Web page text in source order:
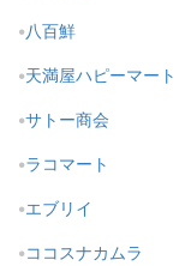
八百鮮
天満屋ハピーマート
サトー商会
ラコマート
エブリイ
ココスナカムラ